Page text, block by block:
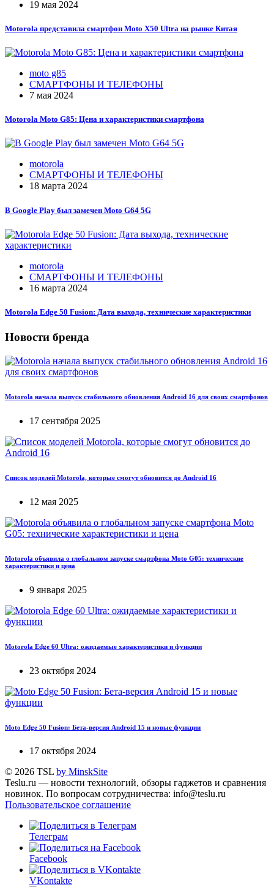
19 мая 2024
Motorola представила смартфон Moto X50 Ultra на рынке Китая
moto g85
СМАРТФОНЫ И ТЕЛЕФОНЫ
7 мая 2024
Motorola Moto G85: Цена и характеристики смартфона
motorola
СМАРТФОНЫ И ТЕЛЕФОНЫ
18 марта 2024
В Google Play был замечен Moto G64 5G
motorola
СМАРТФОНЫ И ТЕЛЕФОНЫ
16 марта 2024
Motorola Edge 50 Fusion: Дата выхода, технические характеристики
Новости бренда
Motorola начала выпуск стабильного обновления Android 16 для своих смартфонов
17 сентября 2025
Список моделей Motorola, которые смогут обновится до Android 16
12 мая 2025
Motorola объявила о глобальном запуске смартфона Moto G05: технические
характеристики и цена
9 января 2025
Motorola Edge 60 Ultra: ожидаемые характеристики и функции
23 октября 2024
Moto Edge 50 Fusion: Бета-версия Android 15 и новые функции
17 октября 2024
© 2026 TSL by MinskSite
Teslu.ru — новости технологий, обзоры гаджетов и сравнения
новинок. По вопросам сотрудничества: info@teslu.ru
Пользовательское соглашение
Телеграм
Facebook
VKontakte